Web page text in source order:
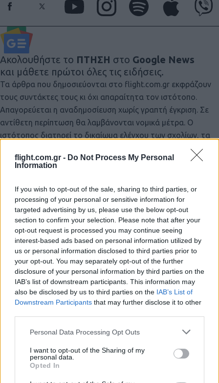
flight.com.gr - Do Not Process My Personal
Information
If you wish to opt-out of the sale, sharing to third parties, or
processing of your personal or sensitive information for
targeted advertising by us, please use the below opt-out
section to confirm your selection. Please note that after your
opt-out request is processed you may continue seeing
interest-based ads based on personal information utilized by
us or personal information disclosed to third parties prior to
your opt-out. You may separately opt-out of the further
disclosure of your personal information by third parties on the
IAB’s list of downstream participants. This information may
also be disclosed by us to third parties on the IAB’s List of
Downstream Participants that may further disclose it to other
Please note that this website/app uses one or more Google
not limited to your visit or usage behaviour. You may click to
grant or deny consent to Google and its third-party tags to
use your data for below specified purposes in below Google
consent section.
Personal Data Processing Opt Outs
I want to opt-out of the Sharing of my
personal data.
Opted In
Ακολουθήστε το ΠΤΗΣΗ στο Google News
και μάθετε πρώτοι όλες τις ειδήσεις.
Τα άρθρα που δημοσιεύονται στο flight.com.gr εκφράζουν
τους συντάκτες τους κι όχι απαραίτητα τον ιστότοπο.
Απαγορεύεται η αναδημοσίευση χωρίς γραπτή έγκριση. Σε
αντίθετη περίπτωση θα λαμβάνονται νομικά μέτρα. Ο
ιστότοπος διατηρεί το δικαίωμα ελέγχου των σχολίων, τα